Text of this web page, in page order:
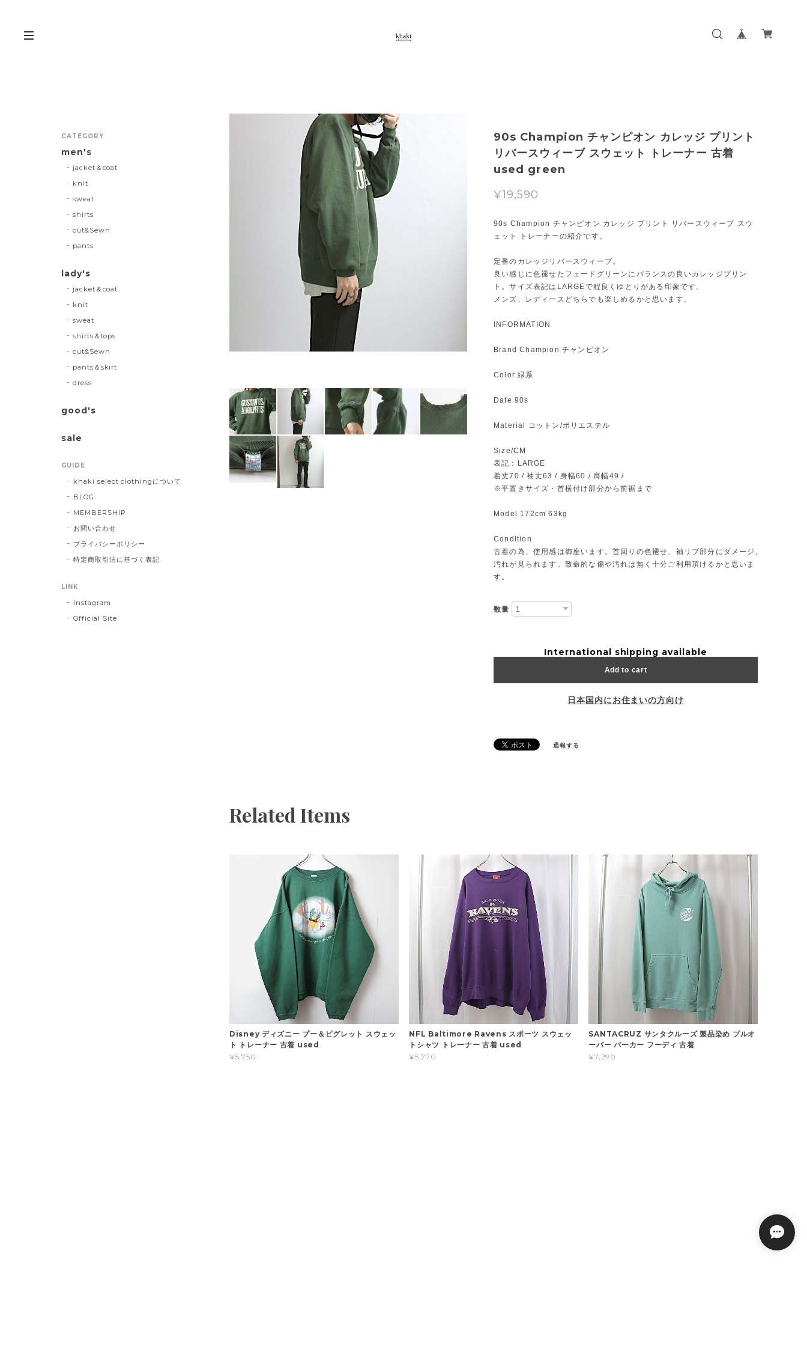
90s Champion チャンピオン カレッジ プリント
リバースウィーブ スウェット トレーナー 古着
used green
¥19,590
90s Champion チャンピオン カレッジ プリント リバースウィーブ スウ
ェット トレーナーの紹介です。
定番のカレッジリバースウィーブ。
良い感じに色褪せたフェードグリーンにバランスの良いカレッジプリン
ト。サイズ表記はLARGEで程良くゆとりがある印象です。
メンズ、レディースどちらでも楽しめるかと思います。
INFORMATION
Brand Champion チャンピオン
Color 緑系
Date 90s
Material コットン/ポリエステル
Size/CM
表記：LARGE
着丈70 / 袖丈63 / 身幅60 / 肩幅49 /
※平置きサイズ・首横付け部分から前裾まで
Model 172cm 63kg
Condition
古着の為、使用感は御座います。首回りの色褪せ、袖リブ部分にダメージ,
汚れが見られます。致命的な傷や汚れは無く十分ご利用頂けるかと思いま
す。
数量
International shipping available
Add to cart
日本国内にお住まいの方向け
通報する
Related Items
Disney ディズニー プー＆ピグレット スウェッ
ト トレーナー 古着 used
¥5,750
NFL Baltimore Ravens スポーツ スウェッ
トシャツ トレーナー 古着 used
¥5,770
SANTACRUZ サンタクルーズ 製品染め プルオ
ーバー パーカー フーディ 古着
¥7,290
CATEGORY
men's
jacket＆coat
knit
sweat
shirts
cut&Sewn
pants
lady's
jacket＆coat
knit
sweat
shirts＆tops
cut&Sewn
pants＆skirt
dress
good's
sale
GUIDE
khaki select clothingについて
BLOG
MEMBERSHIP
お問い合わせ
プライバシーポリシー
特定商取引法に基づく表記
LINK
Instagram
Official Site